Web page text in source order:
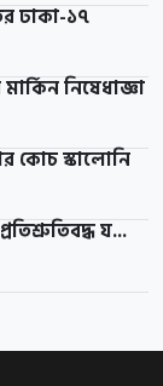
ঢাকা-১৭
নিষেধাজ্ঞা
কোচ স্কালোনি
য...